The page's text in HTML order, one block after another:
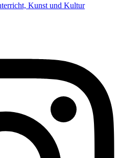
Kunst und Kultur